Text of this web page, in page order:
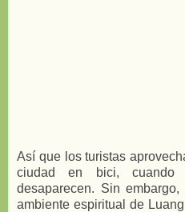
Así que los turistas
ciudad en bici,
desaparecen. Sin
ambiente espiritual de